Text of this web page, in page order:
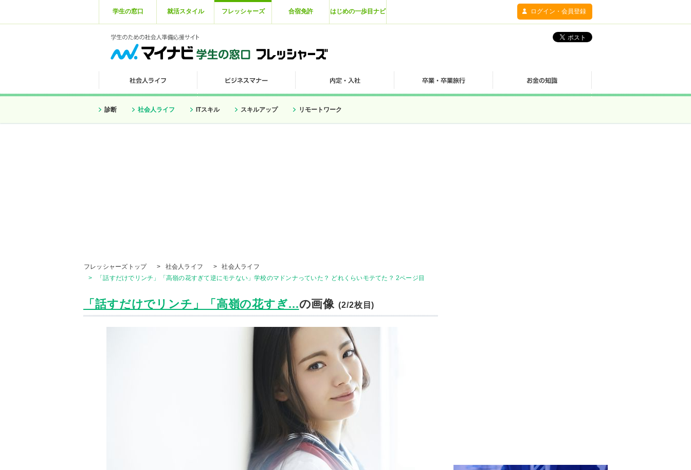
学生の窓口 就活スタイル フレッシャーズ 合宿免許 はじめの一歩目ナビ ログイン・会員登録
診断 社会人ライフ ITスキル スキルアップ リモートワーク
フレッシャーズトップ > 社会人ライフ >
社会人ライフ
>
「話すだけでリンチ」「高嶺の花すぎて逆にモテない」学校のマドンナっていた？ どれくらいモテてた？ 2ページ目
「話すだけでリンチ」「高嶺の花すぎ...の画像(2/2枚目)